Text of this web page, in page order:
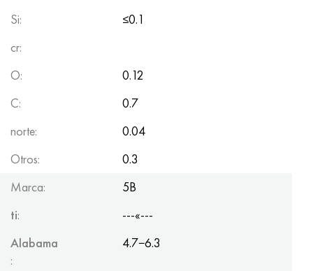
Si:
≤0.1
cr:
O:
0.12
C:
0.7
norte:
0.04
Otros:
0.3
Marca:
5B
ti:
---«---
Alabama
:
4.7−6.3